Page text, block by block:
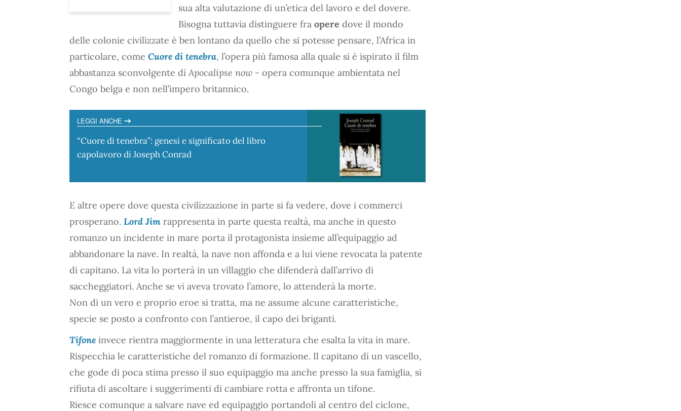
sua alta valutazione di un’etica del lavoro e del dovere.
Bisogna tuttavia distinguere fra opere dove il mondo
delle colonie civilizzate è ben lontano da quello che si potesse pensare, l’Africa in
particolare, come Cuore di tenebra, l’opera più famosa alla quale si è ispirato il film
abbastanza sconvolgente di Apocalipse now - opera comunque ambientata nel
Congo belga e non nell’impero britannico.
LEGGI ANCHE
“Cuore di tenebra”: genesi e significato del libro
capolavoro di Joseph Conrad
E altre opere dove questa civilizzazione in parte si fa vedere, dove i commerci
prosperano. Lord Jim rappresenta in parte questa realtà, ma anche in questo
romanzo un incidente in mare porta il protagonista insieme all’equipaggio ad
abbandonare la nave. In realtà, la nave non affonda e a lui viene revocata la patente
di capitano. La vita lo porterà in un villaggio che difenderà dall’arrivo di
saccheggiatori. Anche se vi aveva trovato l’amore, lo attenderà la morte.
Non di un vero e proprio eroe si tratta, ma ne assume alcune caratteristiche,
specie se posto a confronto con l’antieroe, il capo dei briganti.
Tifone invece rientra maggiormente in una letteratura che esalta la vita in mare.
Rispecchia le caratteristiche del romanzo di formazione. Il capitano di un vascello,
che gode di poca stima presso il suo equipaggio ma anche presso la sua famiglia, si
rifiuta di ascoltare i suggerimenti di cambiare rotta e affronta un tifone.
Riesce comunque a salvare nave ed equipaggio portandoli al centro del ciclone,